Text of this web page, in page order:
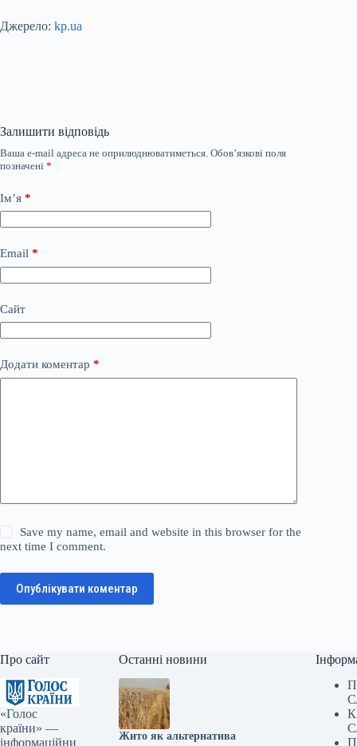
Джерело: kp.ua
Залишити відповідь
Ваша e-mail адреса не оприлюднюватиметься. Обов’язкові поля
позначені *
Ім’я *
Email *
Сайт
Додати коментар *
Save my name, email and website in this browser for the
next time I comment.
Опублікувати коментар
Про сайт
«Голос
країни» —
інформаційни
Останні новини
Жито як альтернатива